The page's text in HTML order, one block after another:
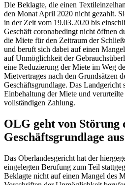
Die Beklagte, die einen
den Monat April 2020 nicht gezahlt.
in der Zeit vom 19.03.2020 bis
Geschäft coronabedingt nicht öffnen
die Miete für den Zeitraum der
und beruft sich dabei auf einen
auf Unmöglichkeit der
eine Reduzierung der Miete im Weg
Mietvertrages nach den Grundsätzen
Geschäftsgrundlage. Das Landgericht
Einbehaltung der Miete und
vollständigen Zahlung.
OLG geht von Störung
Geschäftsgrundlage aus
Das Oberlandesgericht hat der
eingelegten Berufung zum Teil
Beklagte nicht auf einen Mangel des